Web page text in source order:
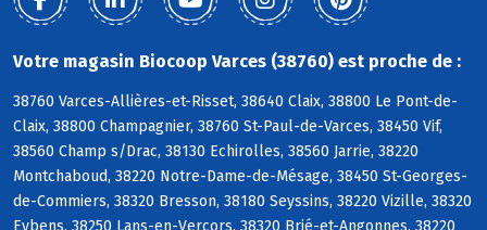
Votre magasin Biocoop Varces (38760) est proche de :
38760 Varces-Allières-et-Risset, 38640 Claix, 38800 Le Pont-de-
Claix, 38800 Champagnier, 38760 St-Paul-de-Varces, 38450 Vif,
38560 Champ s/Drac, 38130 Echirolles, 38560 Jarrie, 38220
Montchaboud, 38220 Notre-Dame-de-Mésage, 38450 St-Georges-
de-Commiers, 38320 Bresson, 38180 Seyssins, 38220 Vizille, 38320
Eybens, 38250 Lans-en-Vercors, 38320 Brié-et-Angonnes, 38220